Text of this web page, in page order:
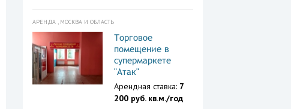
АРЕНДА , МОСКВА И ОБЛАСТЬ
Торговое
помещение в
супермаркете
"Атак"
Арендная ставка: 7
200 руб. кв.м./год